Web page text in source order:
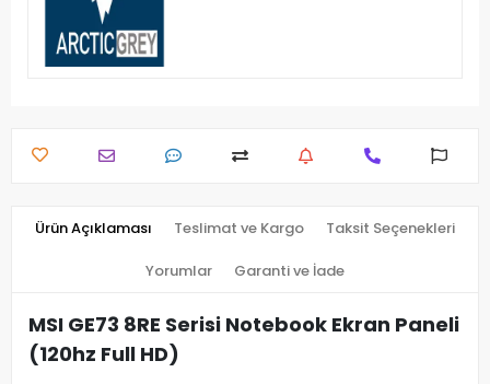
Ürün Açıklaması Teslimat ve Kargo Taksit Seçenekleri
Yorumlar Garanti ve İade
MSI GE73 8RE Serisi Notebook Ekran Paneli
(120hz Full HD)